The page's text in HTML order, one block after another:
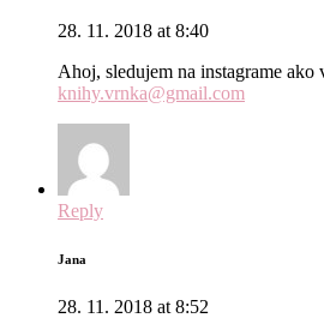
28. 11. 2018 at 8:40
Ahoj, sledujem na instagrame ako
knihy.vrnka@gmail.com
Reply
Jana
28. 11. 2018 at 8:52